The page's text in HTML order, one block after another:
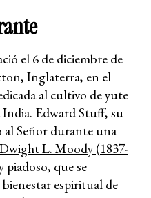
el 6 de diciembre de
Inglaterra, en el
al cultivo de yute
India. Edward Stuff, su
al Señor durante una
Dwight L. Moody (1837-
que se
espiritual de